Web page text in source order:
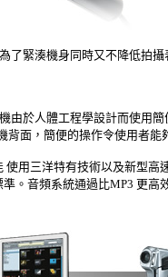
了緊湊機身同時又不降低拍
由於人體工程學設計而使用
背面，簡便的操作令使用者
使用三洋特有技術以及新型
。音頻系統通過比MP3 更